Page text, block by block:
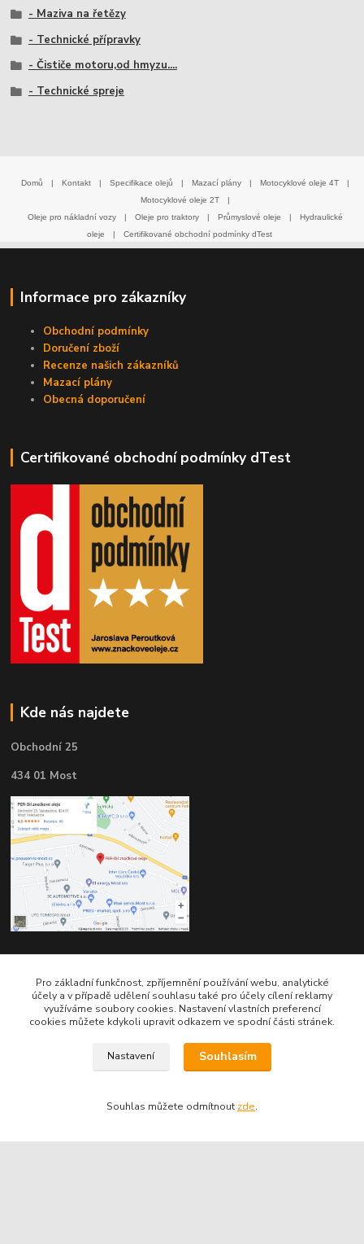
- Maziva na řetězy
- Technické přípravky
- Čističe motoru,od hmyzu....
- Technické spreje
Domů | Kontakt | Specifikace olejů | Mazací plány | Motocyklové oleje 4T
|
Motocyklové oleje 2T
|
Oleje pro nákladní vozy
| Oleje pro traktory | Průmyslové oleje |
Hydraulické
oleje
| Certifikované obchodní podmínky dTest
Informace pro zákazníky
Obchodní podmínky
Doručení zboží
Recenze našich zákazníků
Mazací plány
Obecná doporučení
Certifikované obchodní podmínky dTest
Kde nás najdete
Obchodní 25
434 01 Most
Kontakty
Pro základní funkčnost, zpříjemnění používání webu, analytické
účely a v případě udělení souhlasu také pro účely cílení reklamy
využíváme soubory cookies. Nastavení vlastních preferencí
cookies můžete kdykoli upravit odkazem ve spodní části stránek.
Nastavení Souhlasím
Souhlas můžete odmítnout zde.